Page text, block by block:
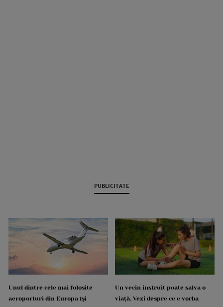
PUBLICITATE
Unul dintre cele mai folosite
aeroporturi din Europa își
Un vecin instruit poate salva o
viață. Vezi despre ce e vorba